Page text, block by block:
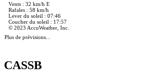
Vents : 32 km/h E
Rafales : 58 km/h
Lever du soleil : 07:46
Coucher du soleil : 17:57
© 2023 AccuWeather, Inc.
Plus de prévisions...
CASSB